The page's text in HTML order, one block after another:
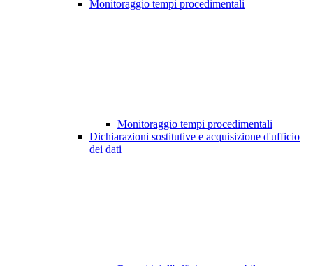
Monitoraggio tempi procedimentali
Monitoraggio tempi procedimentali
Dichiarazioni sostitutive e acquisizione d'ufficio
dei dati